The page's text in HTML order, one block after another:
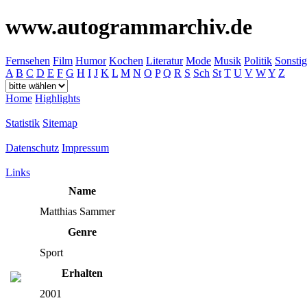
www.autogrammarchiv.de
Fernsehen Film Humor Kochen Literatur Mode Musik Politik
A B C D E F G H I J K L M N O P Q R S Sch St T U V WY Z
Home Highlights
Statistik Sitemap
Datenschutz Impressum
Links
Name
Matthias Sammer
Genre
Sport
Erhalten
2001